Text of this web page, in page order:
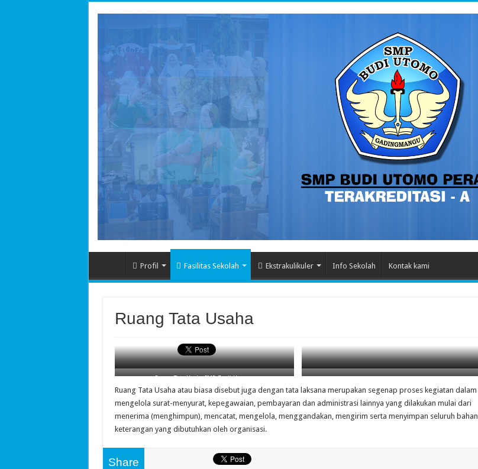
Profil Fasilitas Sekolah Ekstrakulikuler Info Sekolah Kontak kami
Ruang Tata Usaha
Ruang Tata Usaha SMP Budi Utomo
Ruang Tata Usaha SMP Budi Utomo
Ruang Tata Usaha atau biasa disebut juga dengan tata laksana merupakan segenap proses kegiatan dalam
mengelola surat-menyurat, kepegawaian, pembayaran dan administrasi lainnya yang dilakukan mulai dari
menerima (menghimpun), mencatat, mengelola, menggandakan, mengirim serta menyimpan seluruh bahan
keterangan yang dibutuhkan oleh organisasi.
Share